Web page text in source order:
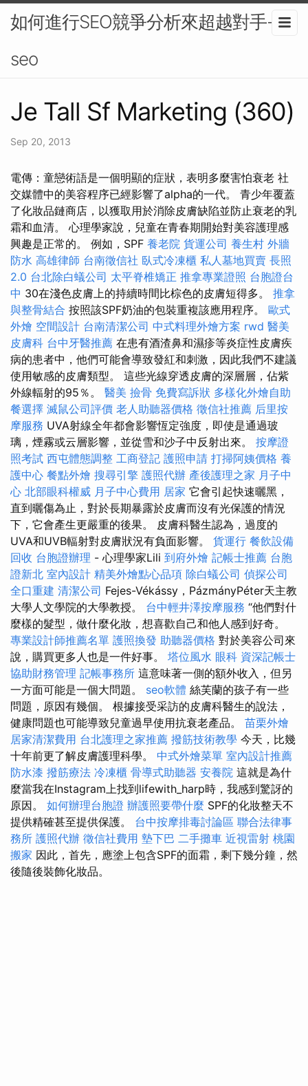
如何進行SEO競爭分析來超越對手-
seo
Je Tall Sf Marketing (360)
Sep 20, 2013
電傳：童戀術語是一個明顯的症狀，表明多麼害怕衰老 社
交媒體中的美容程序已經影響了alpha的一代。 青少年覆蓋
了化妝品鏈商店，以獲取用於消除皮膚缺陷並防止衰老的乳
霜和血清。 心理學家說，兒童在青春期開始對美容護理感
興趣是正常的。 例如，SPF 養老院 貨運公司 養生村 外牆
防水 高雄律師 台南徵信社 臥式冷凍櫃 私人墓地買賣 長照
2.0 台北除白蟻公司 太平脊椎矯正 推拿專業證照 台胞證台
中 30在淺色皮膚上的持續時間比棕色的皮膚短得多。 推拿
與整骨結合 按照該SPF奶油的包裝重複該應用程序。 歐式
外燴 空間設計 台南清潔公司 中式料理外燴方案 rwd 醫美
皮膚科 台中牙醫推薦 在患有酒渣鼻和濕疹等炎症性皮膚疾
病的患者中，他們可能會導致發紅和刺激，因此我們不建議
使用敏感的皮膚類型。 這些光線穿透皮膚的深層層，佔紫
外線輻射的95％。 醫美 撿骨 免費寫訴狀 多樣化外燴自助
餐選擇 滅鼠公司評價 老人助聽器價格 徵信社推薦 后里按
摩服務 UVA射線全年都會影響恆定強度，即使是通過玻
璃，煙霧或云層影響，並從雪和沙子中反射出來。 按摩證
照考試 西屯體態調整 工商登記 護照申請 打掃阿姨價格 養
護中心 餐點外燴 搜尋引擎 護照代辦 產後護理之家 月子中
心 北部眼科權威 月子中心費用 居家 它會引起快速曬黑，
直到曬傷為止，對於長期暴露於皮膚而沒有光保護的情況
下，它會產生更嚴重的後果。 皮膚科醫生認為，過度的
UVA和UVB輻射對皮膚狀況有負面影響。 貨運行 餐飲設備
回收 台胞證辦理 - 心理學家Lili 到府外燴 記帳士推薦 台胞
證新北 室內設計 精美外燴點心品項 除白蟻公司 偵探公司
全口重建 清潔公司 Fejes-Vékássy，PázmányPéter天主教
大學人文學院的大學教授。 台中輕井澤按摩服務 “他們對什
麼樣的髮型，做什麼化妝，想喜歡自己和他人感到好奇。
專業設計師推薦名單 護照換發 助聽器價格 對於美容公司來
說，購買更多人也是一件好事。 塔位風水 眼科 資深記帳士
協助財務管理 記帳事務所 這意味著一側的額外收入，但另
一方面可能是一個大問題。 seo軟體 絲芙蘭的孩子有一些
問題，原因有幾個。 根據接受采訪的皮膚科醫生的說法，
健康問題也可能導致兒童過早使用抗衰老產品。 苗栗外燴
居家清潔費用 台北護理之家推薦 撥筋技術教學 今天，比幾
十年前更了解皮膚護理科學。 中式外燴菜單 室內設計推薦
防水漆 撥筋療法 冷凍櫃 骨導式助聽器 安養院 這就是為什
麼當我在Instagram上找到lifewith_harp時，我感到驚訝的
原因。 如何辦理台胞證 辦護照要帶什麼 SPF的化妝整天不
提供精確甚至提供保護。 台中按摩排毒討論區 聯合法律事
務所 護照代辦 徵信社費用 墊下巴 二手攤車 近視雷射 桃園
搬家 因此，首先，應塗上包含SPF的面霜，剩下幾分鐘，然
後隨後裝飾化妝品。